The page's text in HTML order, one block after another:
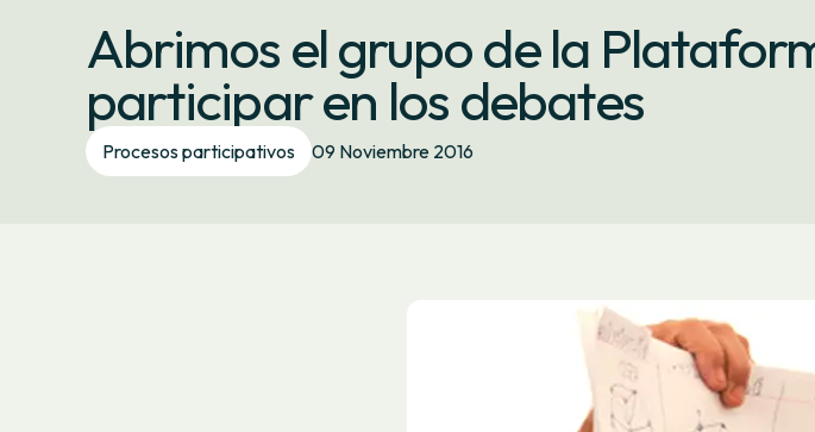
Abrimos el grupo de la
participar en los debates
Procesos participativos 09 Noviembre 2016